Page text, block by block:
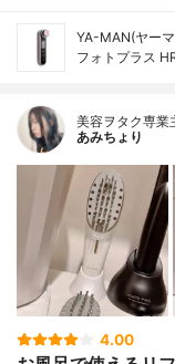
YA-MAN(ヤー
フォトプラス
美容ヲタク専業
あみちょり
4.00